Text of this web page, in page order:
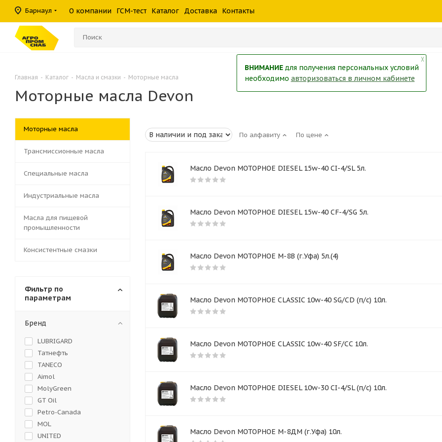
Барнаул О компании ГСМ-тест Каталог Доставка Контакты
Консистентные
смазки
Гидравлические
фильтры
Герметики
Главная - Каталог - Масла и смазки - Моторные масла
Моторные масла Devon
По алфавиту По цене
Масло Devon МОТОРНОЕ DIESEL 15w-40 CI-4/SL 5л.
Масло Devon МОТОРНОЕ DIESEL 15w-40 CF-4/SG 5л.
Масло Devon МОТОРНОЕ М-8В (г.Уфа) 5л.(4)
Масло Devon МОТОРНОЕ CLASSIC 10w-40 SG/CD (п/с) 10л.
Масло Devon МОТОРНОЕ CLASSIC 10w-40 SF/CC 10л.
Масло Devon МОТОРНОЕ DIESEL 10w-30 CI-4/SL (п/с) 10л.
Масло Devon МОТОРНОЕ М-8ДМ (г.Уфа) 10л.
Моторные масла
Трансмиссионные масла
Специальные масла
Индустриальные масла
Масла для пищевой
промышленности
Консистентные смазки
Фильтр по
параметрам
Бренд
LUBRIGARD
Татнефть
TANECO
Aimol
MolyGreen
GT Oil
Petro-Canada
MOL
UNITED
╳
ВНИМАНИЕдля получения персональных условий
необходимо авторизоваться в личном кабинете